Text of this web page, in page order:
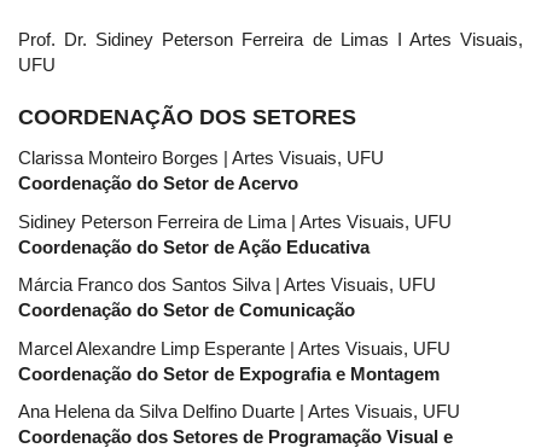
Prof. Dr. Sidiney Peterson Ferreira de Limas I Artes Visuais,
UFU
COORDENAÇÃO DOS SETORES
Clarissa Monteiro Borges | Artes Visuais, UFU
Coordenação do Setor de Acervo
Sidiney Peterson Ferreira de Lima | Artes Visuais, UFU
Coordenação do Setor de Ação Educativa
Márcia Franco dos Santos Silva | Artes Visuais, UFU
Coordenação do Setor de Comunicação
Marcel Alexandre Limp Esperante | Artes Visuais, UFU
Coordenação do Setor de Expografia e Montagem
Ana Helena da Silva Delfino Duarte | Artes Visuais, UFU
Coordenação dos Setores de Programação Visual e